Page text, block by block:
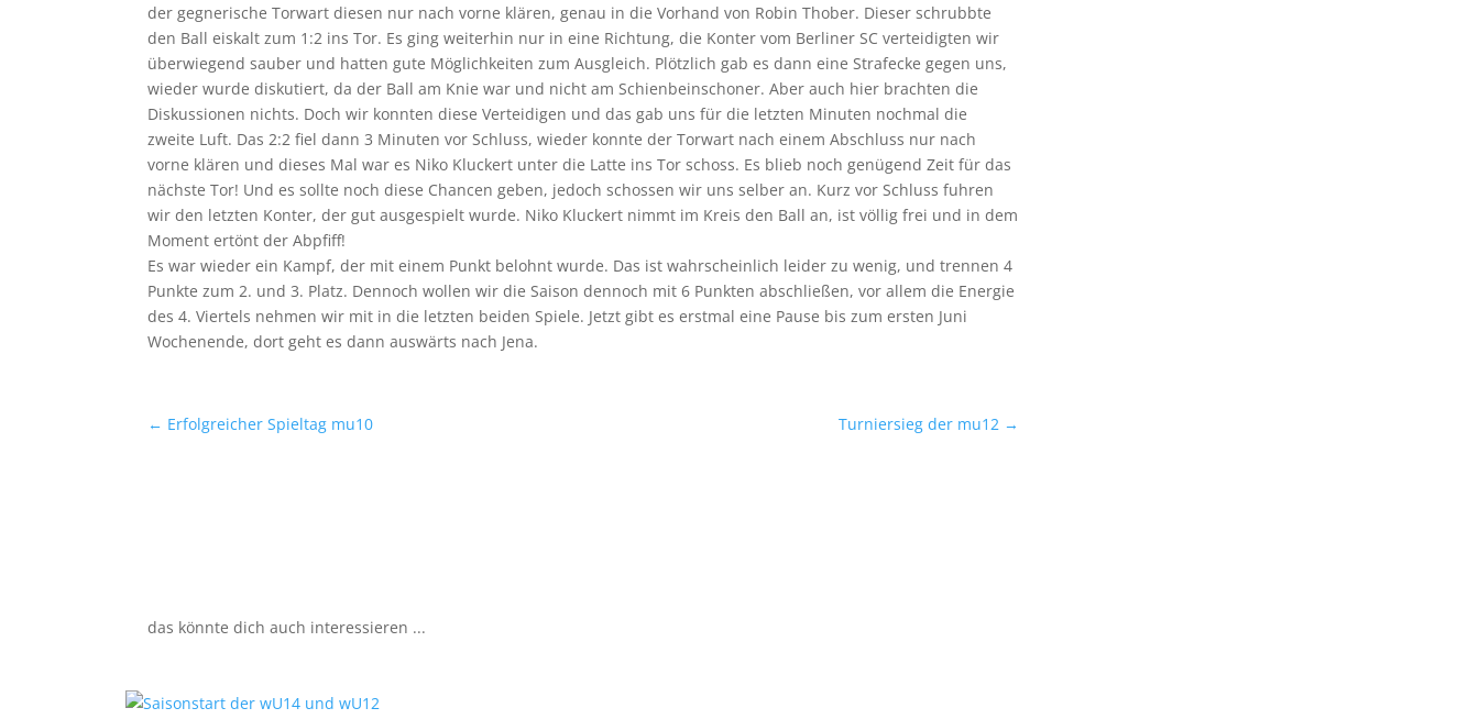
der gegnerische Torwart diesen nur nach vorne klären, genau in die Vorhand von Robin Thober. Dieser schrubbte
den Ball eiskalt zum 1:2 ins Tor. Es ging weiterhin nur in eine Richtung, die Konter vom Berliner SC verteidigten wir
überwiegend sauber und hatten gute Möglichkeiten zum Ausgleich. Plötzlich gab es dann eine Strafecke gegen uns,
wieder wurde diskutiert, da der Ball am Knie war und nicht am Schienbeinschoner. Aber auch hier brachten die
Diskussionen nichts. Doch wir konnten diese Verteidigen und das gab uns für die letzten Minuten nochmal die
zweite Luft. Das 2:2 fiel dann 3 Minuten vor Schluss, wieder konnte der Torwart nach einem Abschluss nur nach
vorne klären und dieses Mal war es Niko Kluckert unter die Latte ins Tor schoss. Es blieb noch genügend Zeit für das
nächste Tor! Und es sollte noch diese Chancen geben, jedoch schossen wir uns selber an. Kurz vor Schluss fuhren
wir den letzten Konter, der gut ausgespielt wurde. Niko Kluckert nimmt im Kreis den Ball an, ist völlig frei und in dem
Moment ertönt der Abpfiff!
Es war wieder ein Kampf, der mit einem Punkt belohnt wurde. Das ist wahrscheinlich leider zu wenig, und trennen 4
Punkte zum 2. und 3. Platz. Dennoch wollen wir die Saison dennoch mit 6 Punkten abschließen, vor allem die Energie
des 4. Viertels nehmen wir mit in die letzten beiden Spiele. Jetzt gibt es erstmal eine Pause bis zum ersten Juni
Wochenende, dort geht es dann auswärts nach Jena.
← Erfolgreicher Spieltag mu10 Turniersieg der mu12 →
das könnte dich auch interessieren ...